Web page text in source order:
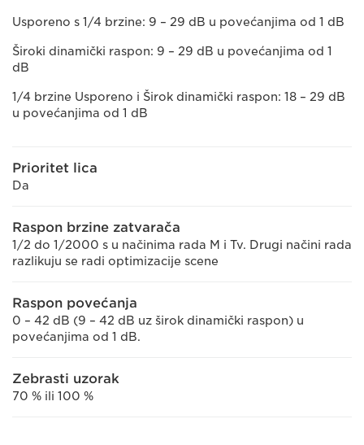
Usporeno s 1/4 brzine: 9 – 29 dB u povećanjima od 1 dB
Široki dinamički raspon: 9 – 29 dB u povećanjima od 1
dB
1/4 brzine Usporeno i Širok dinamički raspon: 18 – 29 dB
u povećanjima od 1 dB
Prioritet lica
Da
Raspon brzine zatvarača
1/2 do 1/2000 s u načinima rada M i Tv. Drugi načini rada
razlikuju se radi optimizacije scene
Raspon povećanja
0 – 42 dB (9 – 42 dB uz širok dinamički raspon) u
povećanjima od 1 dB.
Zebrasti uzorak
70 % ili 100 %